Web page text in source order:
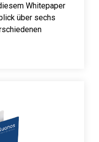
Whitepaper
über sechs